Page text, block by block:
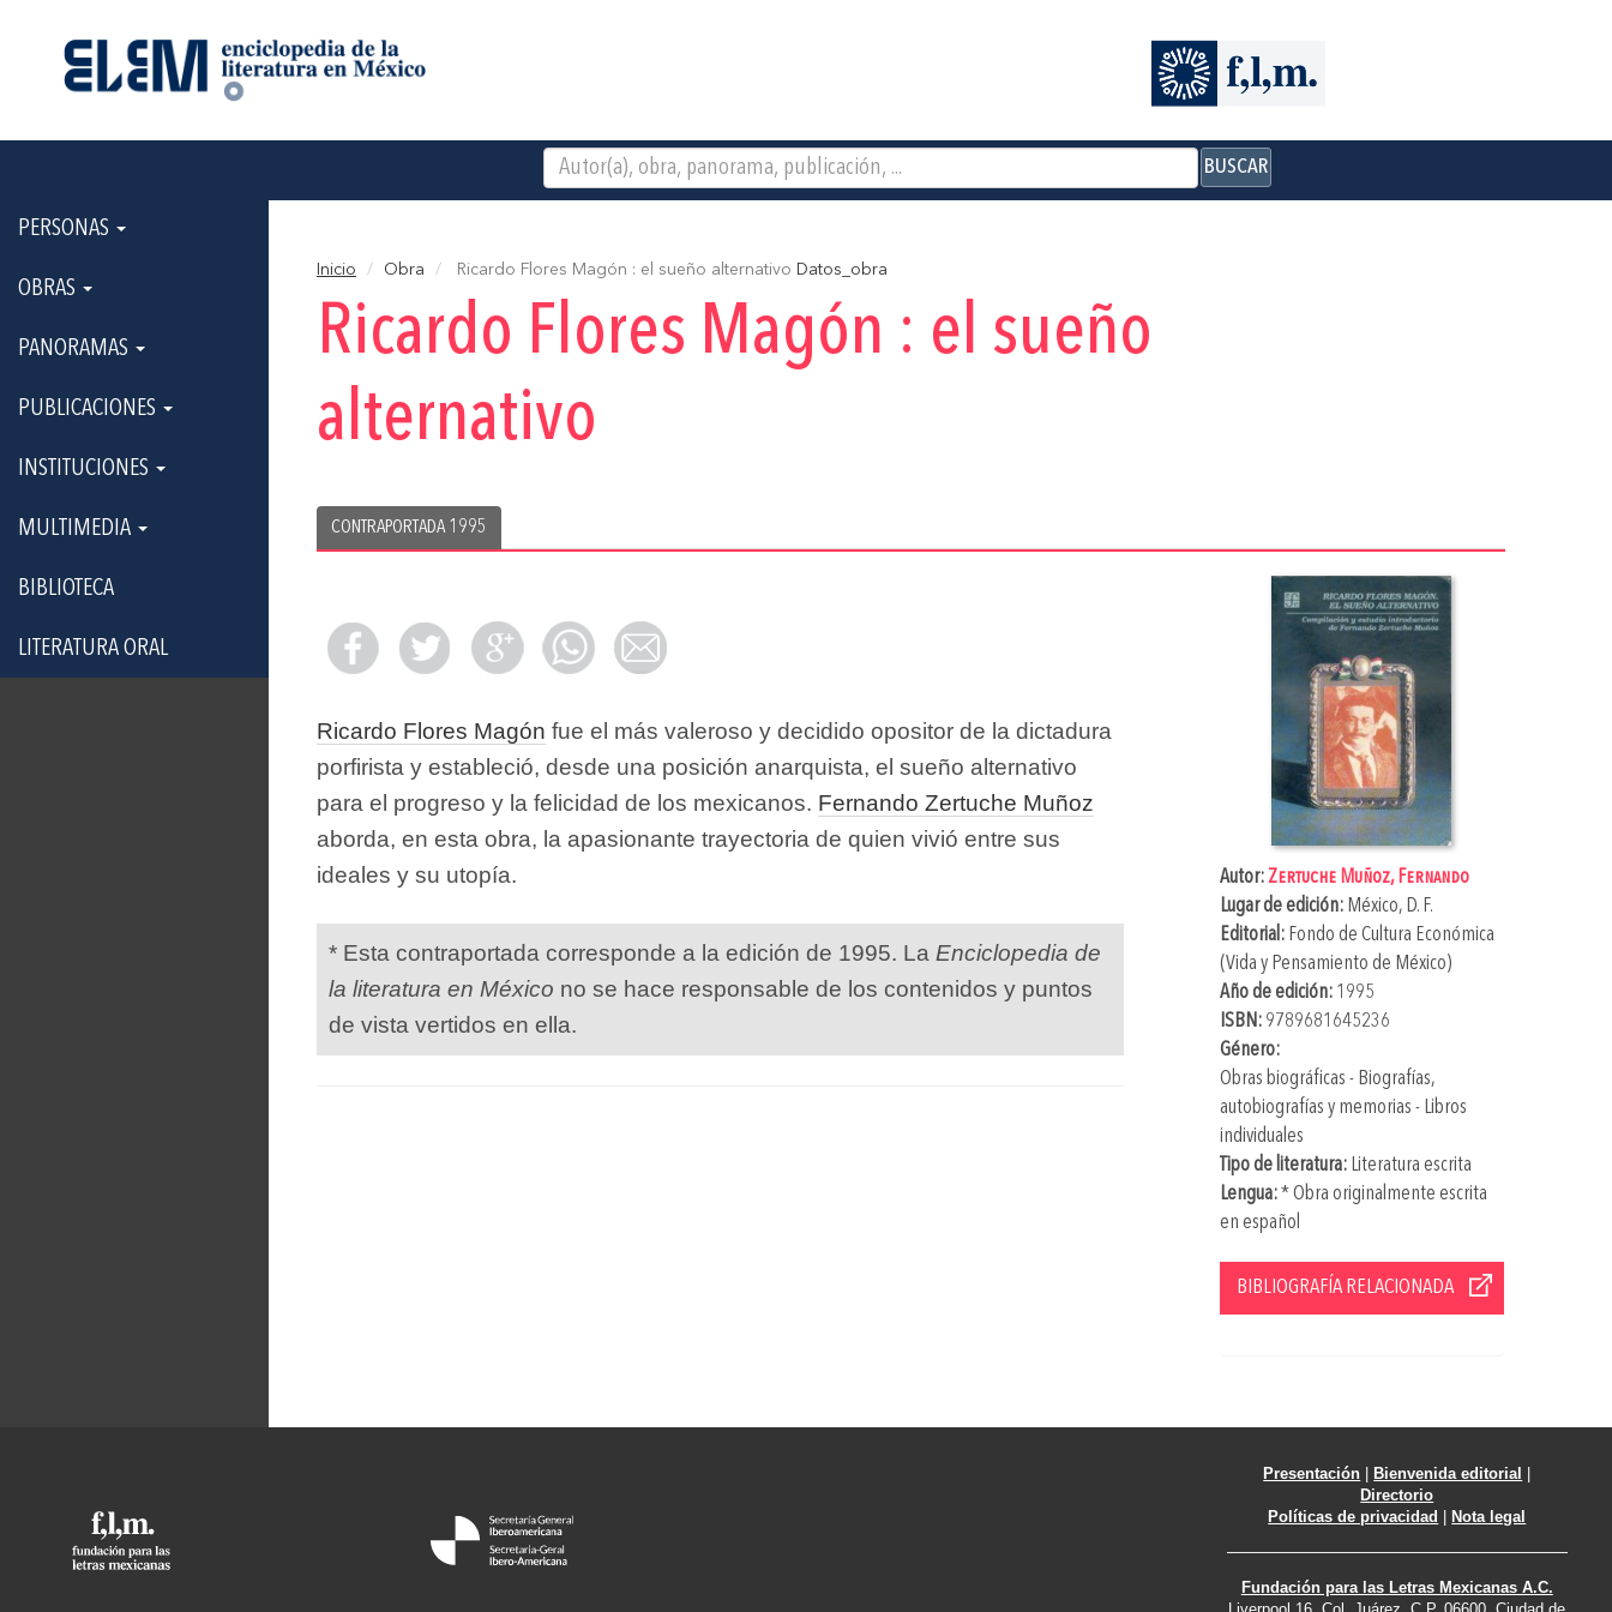
BUSCAR
PERSONAS
OBRAS
PANORAMAS
PUBLICACIONES
INSTITUCIONES
MULTIMEDIA
BIBLIOTECA
LITERATURA ORAL
Inicio Obra Ricardo Flores Magón : el sueño alternativo Datos_obra
Ricardo Flores Magón : el sueño
alternativo
CONTRAPORTADA 1995
Autor: Zertuche Muñoz, Fernando
Lugar de edición: México, D. F.
Editorial: Fondo de Cultura Económica
(Vida y Pensamiento de México)
Año de edición:1995
ISBN: 9789681645236
Género:
Obras biográficas - Biografías,
autobiografías y memorias - Libros
individuales
Tipo de literatura:Literatura escrita
Lengua:* Obra originalmente escrita
en español
BIBLIOGRAFÍA RELACIONADA
Ricardo Flores Magón fue el más valeroso y decidido opositor de la dictadura
porfirista y estableció, desde una posición anarquista, el sueño alternativo
para el progreso y la felicidad de los mexicanos. Fernando Zertuche Muñoz
aborda, en esta obra, la apasionante trayectoria de quien vivió entre sus
ideales y su utopía.
* Esta contraportada corresponde a la edición de 1995. La Enciclopedia de
la literatura en México no se hace responsable de los contenidos y puntos
de vista vertidos en ella.
Presentación |Bienvenida editorial |
Directorio
Políticas de privacidad |Nota legal
Fundación para las Letras Mexicanas A.C.